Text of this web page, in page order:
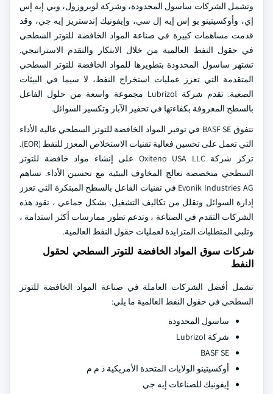
وتشمل الشركات ساسول المحدودة، وشركة لوبروزول، وبي إيه إس
إي، وأوكسيتينو يو إس إيه إل سي، وإيفونيك إندستريز إيه جي، وقد
قدمت مساهمات كبيرة في صناعة المواد الخافضة للتوتر السطحي
في حقول النفط العالمية من خلال الابتكار والتقدم الاستراتيجي.
تشتهر ساسول المحدودة بتطويرها للمواد الخافضة للتوتر السطحي
المتقدمة التي تعزز عمليات استخراج النفط، لا سيما في البيئات
الصعبة. تقدم شركة Lubrizol مجموعة واسعة من حلول الفاعل
بالسطح المعروفة بكفاءتها في تحفيز الآبار وتكسير السوائل.
تتفوق BASF SE في توفير المواد الخافضة للتوتر السطحي عالية الأداء
التي تعمل على تحسين فعالية تقنيات الاستخلاص المعزز للنفط (EOR).
تركز شركة Oxiteno USA LLC على إنشاء مواد خافضة للتوتر
السطحي متخصصة تعالج المخاوف البيئية مع تحسين الأداء. تساهم
Evonik Industries AG في تقنيات الفاعل بالسطح المبتكرة التي تعزز
إدارة السوائل وتقلل من تكاليف التشغيل. بشكل جماعي ، تقود هذه
الشركات التقدم في الصناعة ، وتدعم تطور ممارسات أكثر استدامة ،
وتلبي المتطلبات المتزايدة لعمليات حقول النفط العالمية.
شركات سوق المواد الخافضة للتوتر السطحي لحقول
النفط
تشمل أفضل الشركات العاملة في صناعة المواد الخافضة للتوتر
السطحي في حقول النفط العالمية ما يلي:
ساسول المحدودة
شركة Lubrizol
BASF SE
أوكسيتينو الولايات المتحدة الأمريكية ذ م م
إيفونيك للصناعات إيه جي